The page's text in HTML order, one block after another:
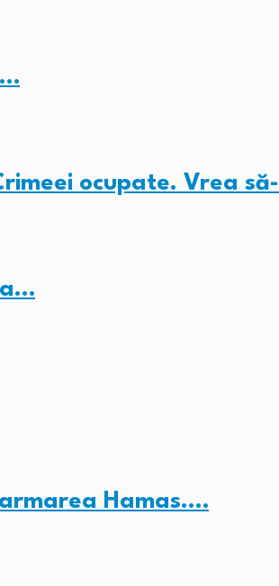
ocupate. Vrea
Hamas.…